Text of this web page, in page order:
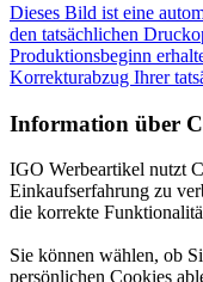
Dieses Bild ist eine
den tatsächlichen
Produktionsbeginn
Korrekturabzug Ihrer
Information über
IGO Werbeartikel nutzt
Einkaufserfahrung zu
die korrekte
Sie können wählen, ob
persönlichen Cookies